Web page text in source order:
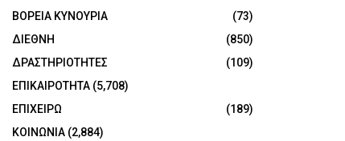
ΒΟΡΕΙΑ ΚΥΝΟΥΡΙΑ
(73)
ΔΙΕΘΝΗ
(850)
ΔΡΑΣΤΗΡΙΟΤΗΤΕΣ
(109)
ΕΠΙΚΑΙΡΟΤΗΤΑ (5,708)
ΕΠΙΧΕΙΡΩ
(189)
ΚΟΙΝΩΝΙΑ (2,884)